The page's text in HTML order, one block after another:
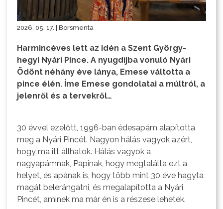
2026. 05. 17. | Borsmenta
Harmincéves lett az idén a Szent György-
hegyi Nyári Pince. A nyugdíjba vonuló Nyári
Ödönt néhány éve lánya, Emese váltotta a
pince élén. Íme Emese gondolatai a múltról, a
jelenről és a tervekről…
30 évvel ezelőtt, 1996-ban édesapám alapította
meg a Nyári Pincét. Nagyon hálás vagyok azért,
hogy ma itt állhatok. Hálás vagyok a
nagyapámnak, Papinak, hogy megtalálta ezt a
helyet, és apának is, hogy több mint 30 éve hagyta
magát belerángatni, és megalapította a Nyári
Pincét, aminek ma már én is a részese lehetek.